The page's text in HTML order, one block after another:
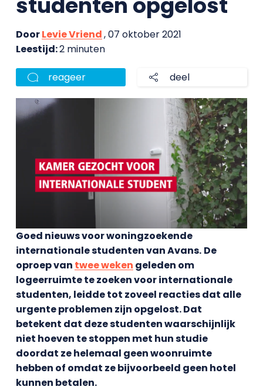
DoorLevie Vriend, 07 oktober 2021
Leestijd:2 minuten
reageer deel
Goed nieuws voor woningzoekende
internationale studenten van Avans. De
oproep van twee weken geleden om
logeerruimte te zoeken voor internationale
studenten, leidde tot zoveel reacties dat alle
urgente problemen zijn opgelost. Dat
betekent dat deze studenten waarschijnlijk
niet hoeven te stoppen met hun studie
doordat ze helemaal geen woonruimte
hebben of omdat ze bijvoorbeeld geen hotel
kunnen betalen.